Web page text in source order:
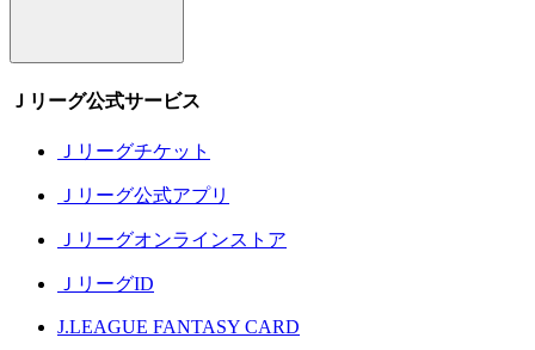
Ｊリーグ公式サービス
Ｊリーグチケット
Ｊリーグ公式アプリ
Ｊリーグオンラインストア
ＪリーグID
J.LEAGUE FANTASY CARD